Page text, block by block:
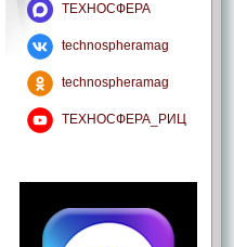
ТЕХНОСФЕРА
technospheramag
technospheramag
ТЕХНОСФЕРА_РИЦ